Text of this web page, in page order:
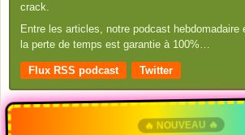
crack.
Entre les articles, notre podcast hebdomadaire
la perte de temps est garantie à 100%…
Flux RSS podcast Twitter
🔥 NOUVEAU 🔥